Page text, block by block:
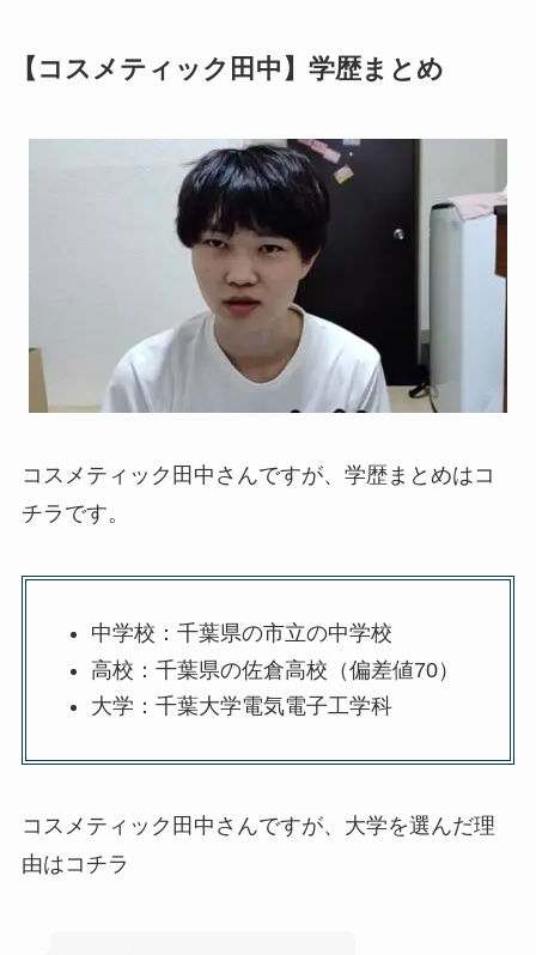
【コスメティック田中】学歴まとめ
コスメティック田中さんですが、学歴まとめはコ
チラです。
中学校：千葉県の市立の中学校
高校：千葉県の佐倉高校（偏差値70）
大学：千葉大学電気電子工学科
コスメティック田中さんですが、大学を選んだ理
由はコチラ